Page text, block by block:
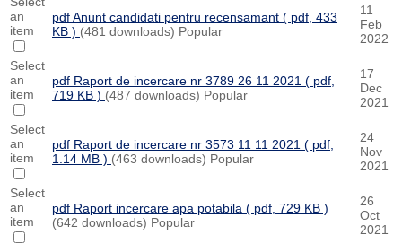
an
item
pdfAnunt candidati pentru recensamant ( pdf, 433
KB ) (481 downloads) Popular
11
Feb
2022
Select
an
item
pdf Raport de incercare nr 3789 26 11 2021 ( pdf,
719 KB ) (487 downloads) Popular
17
Dec
2021
Select
an
item
pdf Raport de incercare nr 3573 11 11 2021 ( pdf,
1.14 MB ) (463 downloads) Popular
24
Nov
2021
Select
an
item
pdf Raport incercare apa potabila ( pdf, 729 KB )
(642 downloads) Popular
26
Oct
2021